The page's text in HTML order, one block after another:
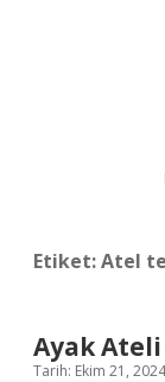
Etiket:Atel
Ayak Ateli
Tarih: Ekim 21, 2024